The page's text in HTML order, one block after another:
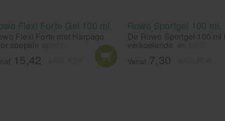
Flexi Forte Gel 100 ml.
Flexi Forte met Harpago
soepele spieren en
bij rugklachten en
gewrichten.
15,42
Rowo Sportgel 100 ml.
De Rowo Sportgel 100 ml
verkoelende en
gel, die ontspannend
inspanning. De Röwo
met japanse muntolie
Vanaf 7,30